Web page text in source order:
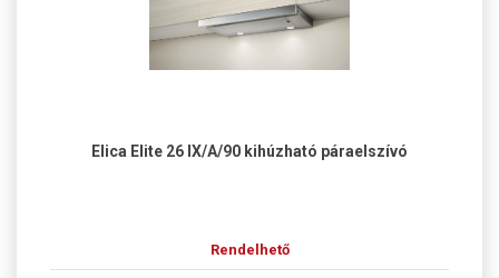
Elica Elite 26 IX/A/90 kihúzható páraelszívó
Rendelhető